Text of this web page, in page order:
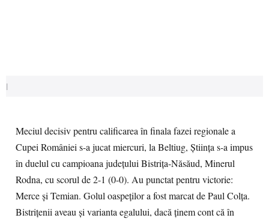
|
Meciul decisiv pentru calificarea în finala fazei regionale a
Cupei României s-a jucat miercuri, la Beltiug, Știința s-a impus
în duelul cu campioana județului Bistrița-Năsăud, Minerul
Rodna, cu scorul de 2-1 (0-0). Au punctat pentru victorie:
Merce şi Temian. Golul oaspeţilor a fost marcat de Paul Colţa.
Bistrițenii aveau și varianta egalului, dacă ținem cont că în